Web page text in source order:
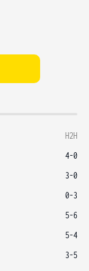
H2H
4-0
3-0
0-3
5-6
5-4
3-5